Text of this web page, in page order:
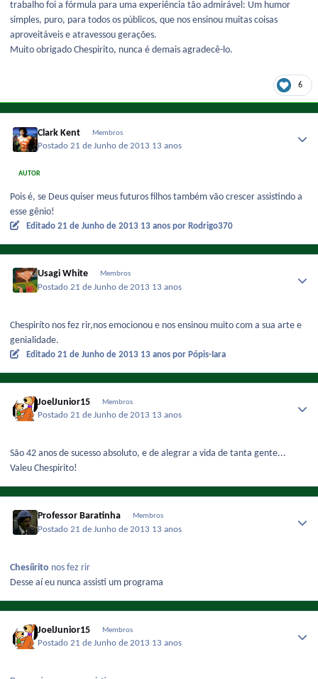
trabalho foi a fórmula para uma experiência tão admirável: Um humor
simples, puro, para todos os públicos, que nos ensinou muitas coisas
aproveitáveis e atravessou gerações.
Muito obrigado Chespirito, nunca é demais agradecê-lo.
6
Clark Kent Membros
Postado21 de Junho de 2013 13 anos
AUTOR
Pois é, se Deus quiser meus futuros filhos também vão crescer assistindo a
esse gênio!
Editado 21 de Junho de 2013 13 anos por Rodrigo370
Usagi White Membros
Postado21 de Junho de 2013 13 anos
Chespiríto nos fez rir,nos emocionou e nos ensinou muito com a sua arte e
genialidade.
Editado 21 de Junho de 2013 13 anos por Pópis-Iara
JoelJunior15 Membros
Postado21 de Junho de 2013 13 anos
São 42 anos de sucesso absoluto, e de alegrar a vida de tanta gente...
Valeu Chespirito!
Professor Baratinha Membros
Postado21 de Junho de 2013 13 anos
Chesíirito nos fez rir
Desse aí eu nunca assisti um programa
JoelJunior15 Membros
Postado21 de Junho de 2013 13 anos